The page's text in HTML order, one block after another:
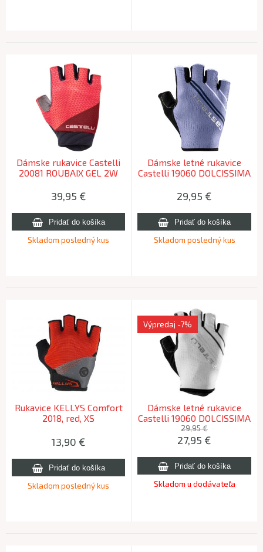
Dámske rukavice Castelli
20081 ROUBAIX GEL 2W
39,95 €
Skladom posledný kus
Dámske letné rukavice
Castelli 19060 DOLCISSIMA
zelená XL
29,95 €
Skladom posledný kus
Rukavice KELLYS Comfort
2018, red, XS
13,90 €
Skladom posledný kus
Dámske letné rukavice
Castelli 19060 DOLCISSIMA
2 W 653 slonovina/str. -XS
Výpredaj -7%
29,95 €
27,95 €
Skladom u dodávateľa